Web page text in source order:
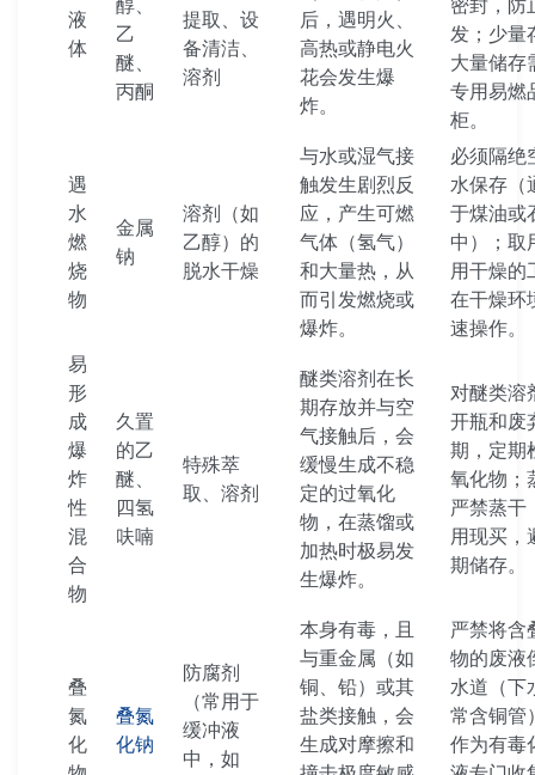
液
体
醇、
乙
醚、
丙酮
提取、设
备清洁、
溶剂
后，遇明火、
高热或静电火
花会发生爆
炸。
密封，防
发；少量
大量储存
专用易燃
柜。
遇
水
燃
烧
物
金属
钠
溶剂（如
乙醇）的
脱水干燥
与水或湿气接
触发生剧烈反
应，产生可燃
气体（氢气）
和大量热，从
而引发燃烧或
爆炸。
必须隔绝
水保存（
于煤油或
中）；取
用干燥的
在干燥环
速操作。
易
形
成
爆
炸
性
混
合
物
久置
的乙
醚、
四氢
呋喃
特殊萃
取、溶剂
醚类溶剂在长
期存放并与空
气接触后，会
缓慢生成不稳
定的过氧化
物，在蒸馏或
加热时极易发
生爆炸。
对醚类溶
开瓶和废
期，定期
氧化物；
严禁蒸干
用现买，
期储存。
叠
氮
化
叠氮
化钠
防腐剂
（常用于
缓冲液
中，如
本身有毒，且
与重金属（如
铜、铅）或其
盐类接触，会
生成对摩擦和
严禁将含
物的废液
水道（下
常含铜管
作为有毒